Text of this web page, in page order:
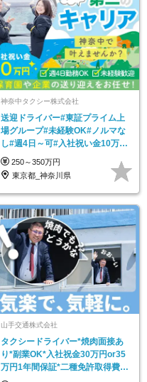
神奈中タクシー株式会社
送迎ドライバー#東証プライム上
場グループ#未経験OK#ノルマな
し#週4日～可#入社祝い金10万円
支給#面接1回
250～350万円
東京都_神奈川県
山手交通株式会社
タクシードライバー*焼肉面接あ
り*副業OK*入社祝金30万円or35
万円1年間保証*二種免許取得費用
全額負担